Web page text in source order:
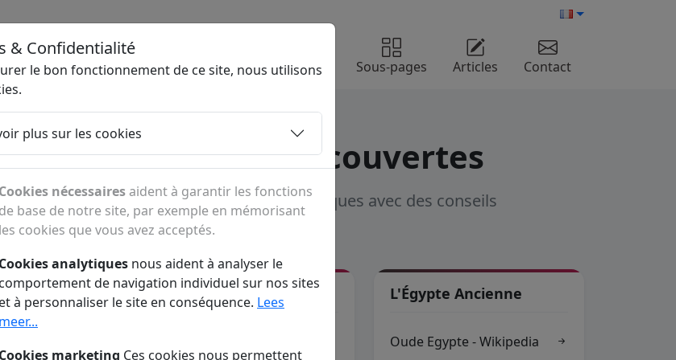
Home Sous-pages Articles Contact
: conseils et découvertes
sa culture, ses hôtels et ses sites touristiques avec des conseils
utiles.
Égypte
-
Actualités Égypte L'Égypte Ancienne
Oude Egypte - Wikipedia
& Confidentialité
le bon fonctionnement de ce site, nous utilisons
plus sur les cookies
Cookies nécessairesaident à garantir les fonctions
de base de notre site, par exemple en mémorisant
les cookies que vous avez acceptés.
Cookies analytiques nous aident à analyser le
comportement de navigation individuel sur nos sites
et à personnaliser le site en conséquence. Lees
meer...
Cookies marketing Ces cookies nous permettent